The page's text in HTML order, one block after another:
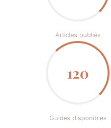
Articles publiés
120
Guides disponibles